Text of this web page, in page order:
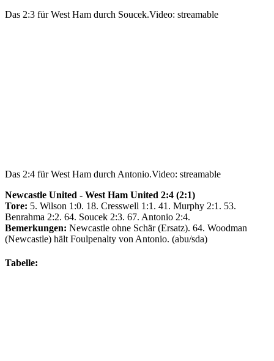
Das 2:3 für West Ham durch Soucek.Video: streamable
Das 2:4 für West Ham durch Antonio.Video: streamable
Newcastle United - West Ham United 2:4 (2:1)
Tore: 5. Wilson 1:0. 18. Cresswell 1:1. 41. Murphy 2:1. 53.
Benrahma 2:2. 64. Soucek 2:3. 67. Antonio 2:4.
Bemerkungen: Newcastle ohne Schär (Ersatz). 64. Woodman
(Newcastle) hält Foulpenalty von Antonio. (abu/sda)
Tabelle: